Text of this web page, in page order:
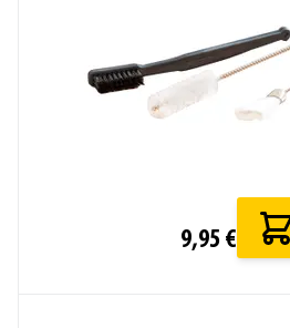
9,95 €